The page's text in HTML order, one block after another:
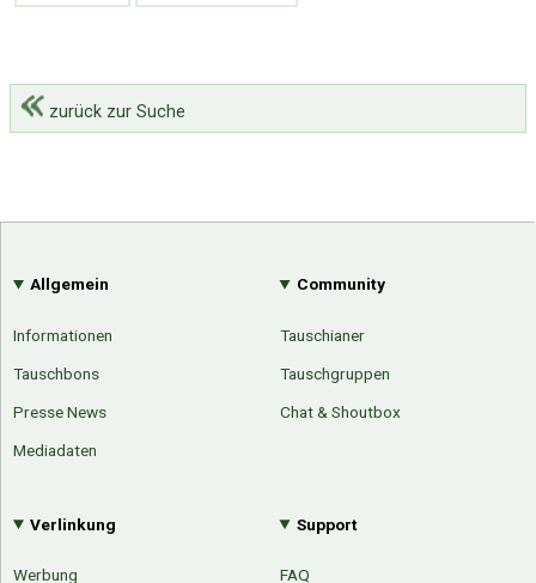
zurück zur Suche
Allgemein
Informationen
Tauschbons
Presse News
Mediadaten
Community
Tauschianer
Tauschgruppen
Chat & Shoutbox
Verlinkung
Werbung
Support
FAQ